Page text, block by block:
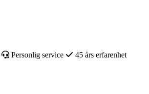
Personlig service
45 års erfarenhet